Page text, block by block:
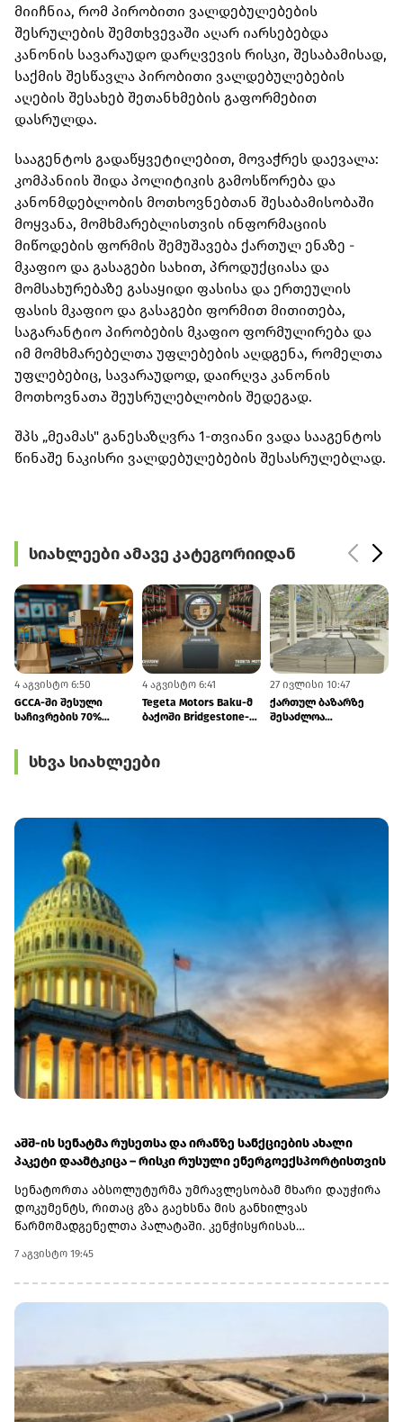
მიიჩნია, რომ პირობითი ვალდებულებების
შესრულების შემთხვევაში აღარ იარსებებდა
კანონის სავარაუდო დარღვევის რისკი, შესაბამისად,
საქმის შესწავლა პირობითი ვალდებულებების
აღების შესახებ შეთანხმების გაფორმებით
დასრულდა.
სააგენტოს გადაწყვეტილებით, მოვაჭრეს დაევალა:
კომპანიის შიდა პოლიტიკის გამოსწორება და
კანონმდებლობის მოთხოვნებთან შესაბამისობაში
მოყვანა, მომხმარებლისთვის ინფორმაციის
მიწოდების ფორმის შემუშავება ქართულ ენაზე -
მკაფიო და გასაგები სახით, პროდუქციასა და
მომსახურებაზე გასაყიდი ფასისა და ერთეულის
ფასის მკაფიო და გასაგები ფორმით მითითება,
საგარანტიო პირობების მკაფიო ფორმულირება და
იმ მომხმარებელთა უფლებების აღდგენა, რომელთა
უფლებებიც, სავარაუდოდ, დაირღვა კანონის
მოთხოვნათა შეუსრულებლობის შედეგად.
შპს „მეამას" განესაზღვრა 1-თვიანი ვადა სააგენტოს
წინაშე ნაკისრი ვალდებულებების შესასრულებლად.
სიახლეები ამავე კატეგორიიდან
4 აგვისტო 6:50
GCCA-ში შესული
საჩივრების 70%
4 აგვისტო 6:41
Tegeta Motors Baku-მ
ბაქოში Bridgestone-
27 ივლისი 10:47
ქართულ ბაზარზე
შესაძლოა
სხვა სიახლეები
აშშ-ის სენატმა რუსეთსა და ირანზე სანქციების ახალი
პაკეტი დაამტკიცა – რისკი რუსული ენერგოექსპორტისთვის
სენატორთა აბსოლუტურმა უმრავლესობამ მხარი დაუჭირა
დოკუმენტს, რითაც გზა გაეხსნა მის განხილვას
წარმომადგენელთა პალატაში. კენჭისყრისას
წინააღმდეგ კანონპროექტზე, სახელწოდებით „ლინდსი ო.
გრემის 2026 წლის სანქციების აქტი რუსეთისა და ირანის
წინააღმდეგ“. საბოლოო დათვლით შედეგი 86 ხმა 11-ის
აშშ-ის პრეზიდენტმა დონალდ ტრამპმა უნდა მოაწეროს
ხელი. უცნობია, როდის განიხილავს კანონპროექტს
პალატა.კანონპროექტის ინიციატორად დასახელებულია
სენატორი ლინდსი გრემი, რომელიც 2026 წლის 11 ივლისს
7 აგვისტო 19:45